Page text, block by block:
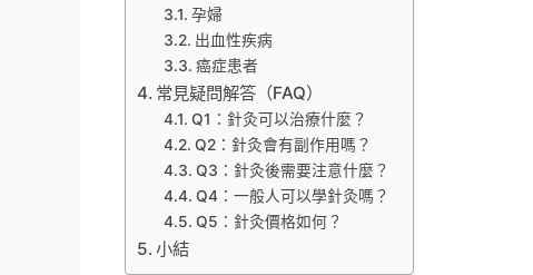
孕婦
出血性疾病
癌症患者
常見疑問解答（FAQ）
Q1：針灸可以治療什麼？
Q2：針灸會有副作用嗎？
Q3：針灸後需要注意什麼？
Q4：一般人可以學針灸嗎？
Q5：針灸價格如何？
小結